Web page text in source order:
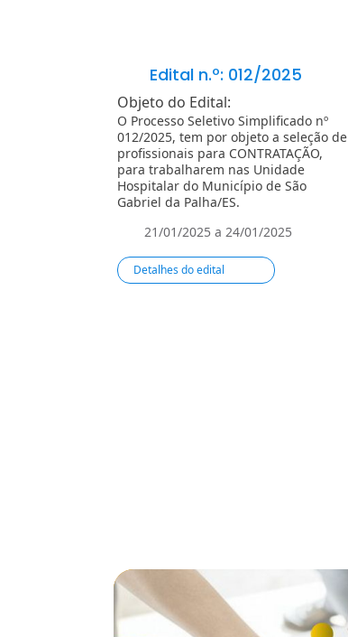
Edital n.º: 012/2025
Objeto do Edital:
O Processo Seletivo Simplificado nº
012/2025, tem por objeto a seleção de
profissionais para CONTRATAÇÃO,
para trabalharem nas Unidade
Hospitalar do Município de São
Gabriel da Palha/ES.
21/01/2025 a 24/01/2025
Detalhes do edital